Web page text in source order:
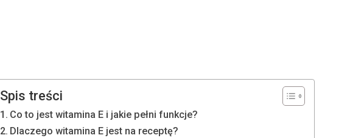
Spis treści
Co to jest witamina E i jakie pełni funkcje?
Dlaczego witamina E jest na receptę?